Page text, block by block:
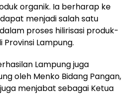
organik. Ia berharap ke
menjadi salah satu
proses hilirisasi produk-
Lampung.
Lampung juga
oleh Menko Bidang Pangan,
menjabat sebagai Ketua